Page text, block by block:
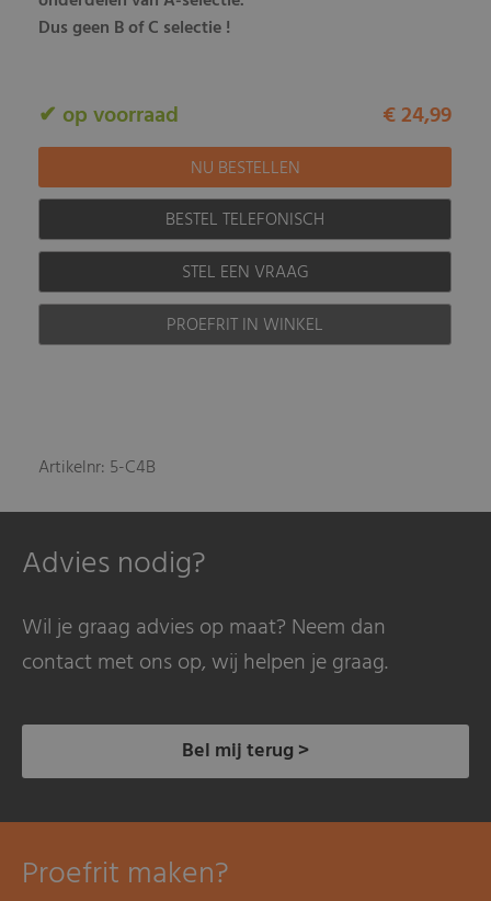
Dus geen B of C selectie !
✔ op voorraad € 24,99
BESTEL TELEFONISCH
STEL EEN VRAAG
PROEFRIT IN WINKEL
Artikelnr: 5-C4B
Advies nodig?
Wil je graag advies op maat? Neem dan
contact met ons op, wij helpen je graag.
Bel mij terug >
Proefrit maken?